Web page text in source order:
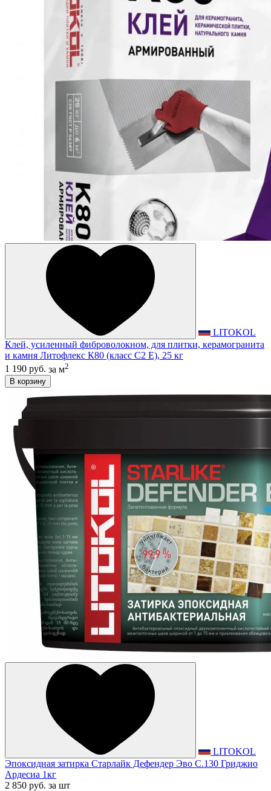
LITOKOL
Клей, усиленный фиброволокном, для плитки, керамогранита
и камня Литофлекс К80 (класс С2 E), 25 кг
1 190 руб. за м2
В корзину
LITOKOL
Эпоксидная затирка Старлайк Дефендер Эво С.130 Гриджио
Ардесиа 1кг
2 850 руб. за шт